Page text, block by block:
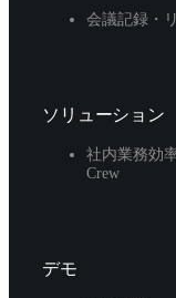
会議記録・
ソリューション
社内業務効
Crew
デモ